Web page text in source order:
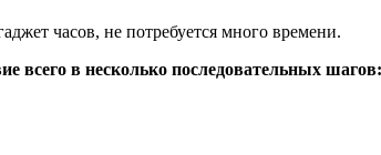
часов, не потребуется много времени.
всего в несколько последовательных шагов: